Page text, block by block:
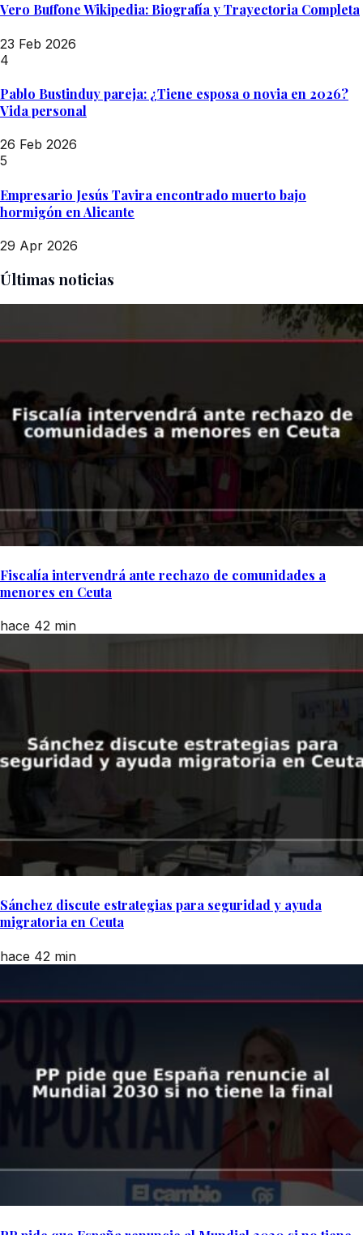
Vero Buffone Wikipedia: Biografía y Trayectoria Completa
23 Feb 2026
4
Pablo Bustinduy pareja: ¿Tiene esposa o novia en 2026?
Vida personal
26 Feb 2026
5
Empresario Jesús Tavira encontrado muerto bajo
hormigón en Alicante
29 Apr 2026
Últimas noticias
Fiscalía intervendrá ante rechazo de comunidades a
menores en Ceuta
hace 42 min
Sánchez discute estrategias para seguridad y ayuda
migratoria en Ceuta
hace 42 min